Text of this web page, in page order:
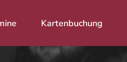
Kartenbuchung